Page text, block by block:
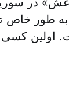
طور خاص